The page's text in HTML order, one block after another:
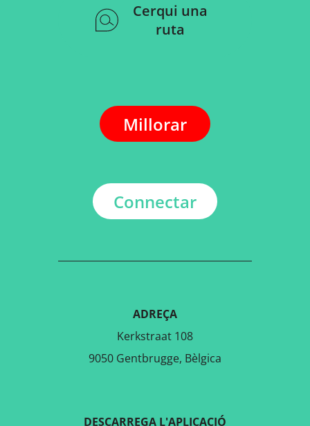
Cerqui una
ruta
Millorar
Connectar
ADREÇA
Kerkstraat 108
9050 Gentbrugge, Bèlgica
DESCARREGA L'APLICACIÓ